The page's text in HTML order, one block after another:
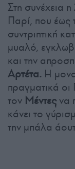
Στη συνέχεια
Παρί, που έως
συντριπτική
μυαλό,
και την
Αρτέτα. Η
πραγματικά
τον Μέντεςνα
κάνει το
την μπάλα